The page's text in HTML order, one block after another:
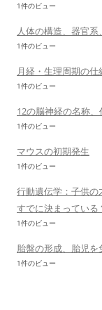
1件のビュー
人体の構造、器官
1件のビュー
月経・生理周期の仕
1件のビュー
12の脳神経の名称
1件のビュー
マウスの初期発生
1件のビュー
行動遺伝学：子供
すでに決まっている
1件のビュー
胎盤の形成、胎児
1件のビュー